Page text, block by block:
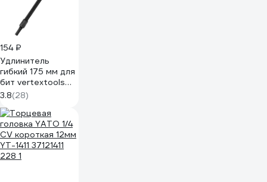
154 ₽
Удлинитель
гибкий 175 мм для
бит vertextools
1610-175
3.8(28)